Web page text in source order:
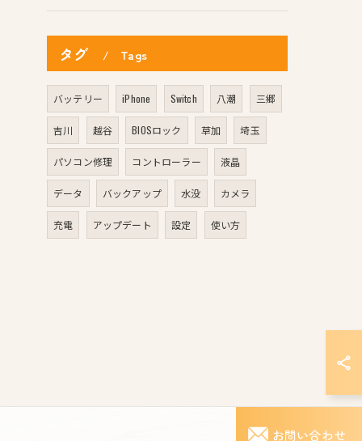
タグ Tags
バッテリー iPhone Switch 八潮 三郷
吉川 越谷 BIOSロック 草加 埼玉
パソコン修理 コントローラー 液晶
データ バックアップ 水没 カメラ
充電 アップデート 設定 使い方
お問い合わせ